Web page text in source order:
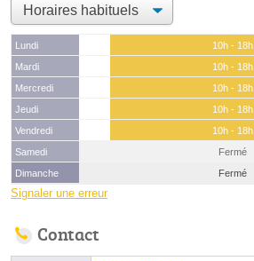
Lundi
10h - 18h
Mardi
10h - 18h
Mercredi
10h - 18h
Jeudi
10h - 18h
Vendredi
10h - 18h
Samedi
Fermé
Dimanche
Fermé
Signaler une erreur
Contact